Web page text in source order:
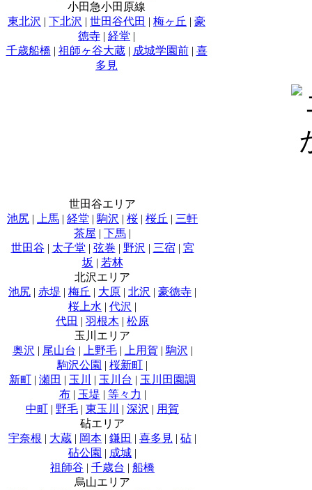
小田急小田原線
東北沢 | 下北沢 | 世田谷代田 | 梅ヶ丘 | 豪
徳寺 | 経堂 |
千歳船橋 | 祖師ヶ谷大蔵| 成城学園前| 喜
多見
世田谷エリア
池尻 | 上馬 | 経堂 | 駒沢 | 桜 | 桜丘 | 三軒
茶屋 | 下馬 |
世田谷 | 太子堂 | 弦巻 | 野沢 | 三宿 | 宮
坂 | 若林
北沢エリア
池尻 | 赤堤 | 梅丘 | 大原 | 北沢 | 豪徳寺 |
桜上水 | 代沢 |
代田 | 羽根木 | 松原
玉川エリア
奥沢 | 尾山台 | 上野毛| 上用賀 | 駒沢 |
駒沢公園 | 桜新町 |
新町 | 瀬田 | 玉川 | 玉川台 | 玉川田園調
布| 玉堤 | 等々力 |
中町 | 野毛 | 東玉川 | 深沢 | 用賀
砧エリア
宇奈根 | 大蔵 | 岡本 | 鎌田 | 喜多見 | 砧 |
砧公園 | 成城 |
祖師谷 | 千歳台 | 船橋
烏山エリア